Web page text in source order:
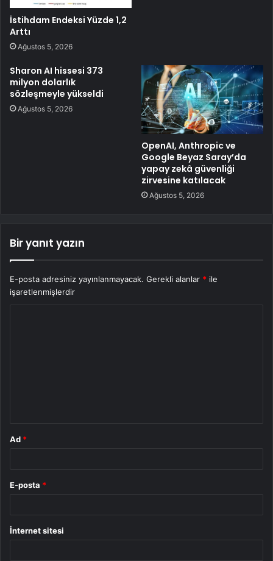
İstihdam Endeksi Yüzde 1,2
Arttı
Ağustos 5, 2026
Sharon AI hissesi 373
milyon dolarlık
sözleşmeyle yükseldi
Ağustos 5, 2026
OpenAI, Anthropic ve
Google Beyaz Saray’da
yapay zekâ güvenliği
zirvesine katılacak
Ağustos 5, 2026
Bir yanıt yazın
E-posta adresiniz yayınlanmayacak. Gerekli alanlar * ile
işaretlenmişlerdir
Ad *
E-posta *
İnternet sitesi